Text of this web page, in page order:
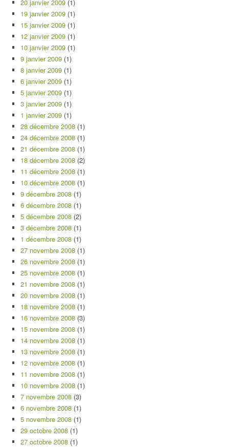
20 janvier 2009 (1)
19 janvier 2009 (1)
15 janvier 2009 (1)
12 janvier 2009 (1)
10 janvier 2009 (1)
9 janvier 2009 (1)
8 janvier 2009 (1)
6 janvier 2009 (1)
5 janvier 2009 (1)
3 janvier 2009 (1)
1 janvier 2009 (1)
28 décembre 2008 (1)
24 décembre 2008 (1)
21 décembre 2008 (1)
18 décembre 2008 (2)
11 décembre 2008 (1)
10 décembre 2008 (1)
9 décembre 2008 (1)
6 décembre 2008 (1)
5 décembre 2008 (2)
3 décembre 2008 (1)
1 décembre 2008 (1)
27 novembre 2008 (1)
26 novembre 2008 (1)
25 novembre 2008 (1)
21 novembre 2008 (1)
20 novembre 2008 (1)
18 novembre 2008 (1)
16 novembre 2008 (3)
15 novembre 2008 (1)
14 novembre 2008 (1)
13 novembre 2008 (1)
12 novembre 2008 (1)
11 novembre 2008 (1)
10 novembre 2008 (1)
7 novembre 2008 (3)
6 novembre 2008 (1)
5 novembre 2008 (1)
29 octobre 2008 (1)
27 octobre 2008 (1)